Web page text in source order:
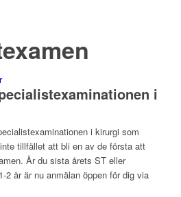
i
i kirurgi som
tillfället att bli en av de första att
Är du sista årets ST eller
2 år är nu anmälan öppen för dig via